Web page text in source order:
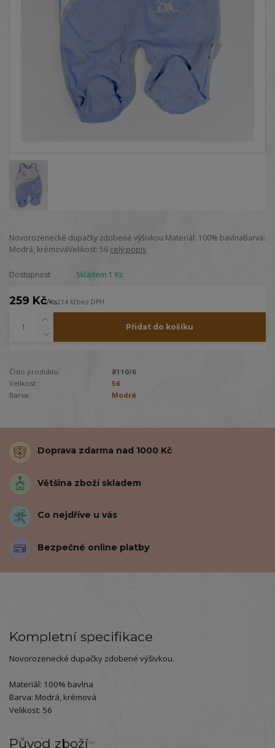
Novorozenecké dupačky zdobené výšivkou.Materiál: 100% bavlnaBarva:
Modrá, krémováVelikost: 56 celý popis
Dostupnost Skladem 1 Ks
259 Kč/Ks214 Kčbez DPH
Přidat do košíku
Číslo produktu:
8110/6
Velikost:
56
Barva:
Modrá
Doprava zdarma nad 1000 Kč
Většina zboží skladem
Co nejdříve u vás
Bezpečné online platby
Kompletní specifikace
Novorozenecké dupačky zdobené výšivkou.
Materiál: 100% bavlna
Barva: Modrá, krémová
Velikost: 56
Původ zboží